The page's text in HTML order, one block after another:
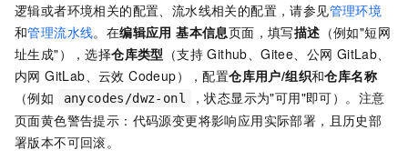
逻辑或者环境相关的配置、流水线相关的配置，请参见管理环境
和管理流水线。在编辑应用 基本信息页面，填写描述 （例如"短网
址生成"），选择仓库类型 （支持 Github、Gitee、公网 GitLab、
内网 GitLab、云效 Codeup），配置仓库用户/组织和仓库名称
（例如
anycodes/dwz-onl
，状态显示为"可用"即可）。注意
页面黄色警告提示：代码源变更将影响应用实际部署，且历史部
署版本不可回滚。